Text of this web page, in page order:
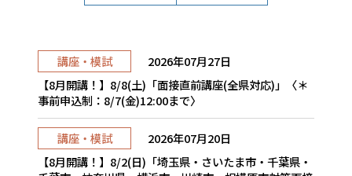
2026年07月27日
講座・模試
【8月開講！】8/8(土)「面接直前講座(全県対応)」〈＊
事前申込制：8/7(金)12:00まで〉
2026年07月20日
講座・模試
【8月開講！】8/2(日)「埼玉県・さいたま市・千葉県・